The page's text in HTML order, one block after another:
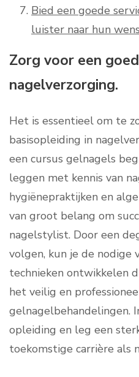
Bied een goede
luister naar hun
Zorg voor een
nagelverzorging.
Het is essentieel om te
basisopleiding in
een cursus gelnagels
leggen met kennis van
hygiënepraktijken en
van groot belang om
nagelstylist. Door een
volgen, kun je de nodige
technieken ontwikkelen
het veilig en
gelnagelbehandelingen.
opleiding en leg een
toekomstige carrière als